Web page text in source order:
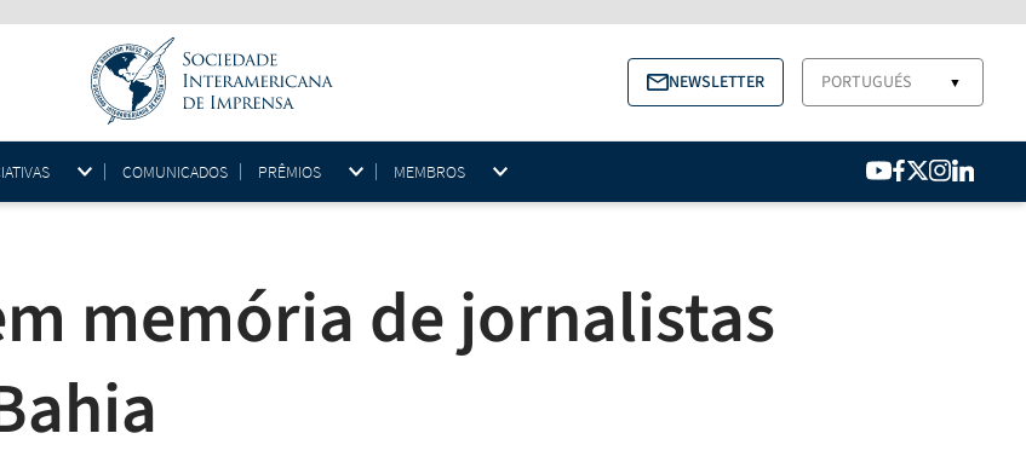
NEWSLETTER PORTUGUÉS ▼
COMUNICADOS PRÊMIOS MEMBROS
memória de jornalistas